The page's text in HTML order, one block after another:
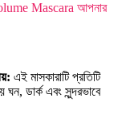
Mascara আপনার
এই মাসকারাটি প্রতিটি
ডার্ক এবং সুন্দরভাবে